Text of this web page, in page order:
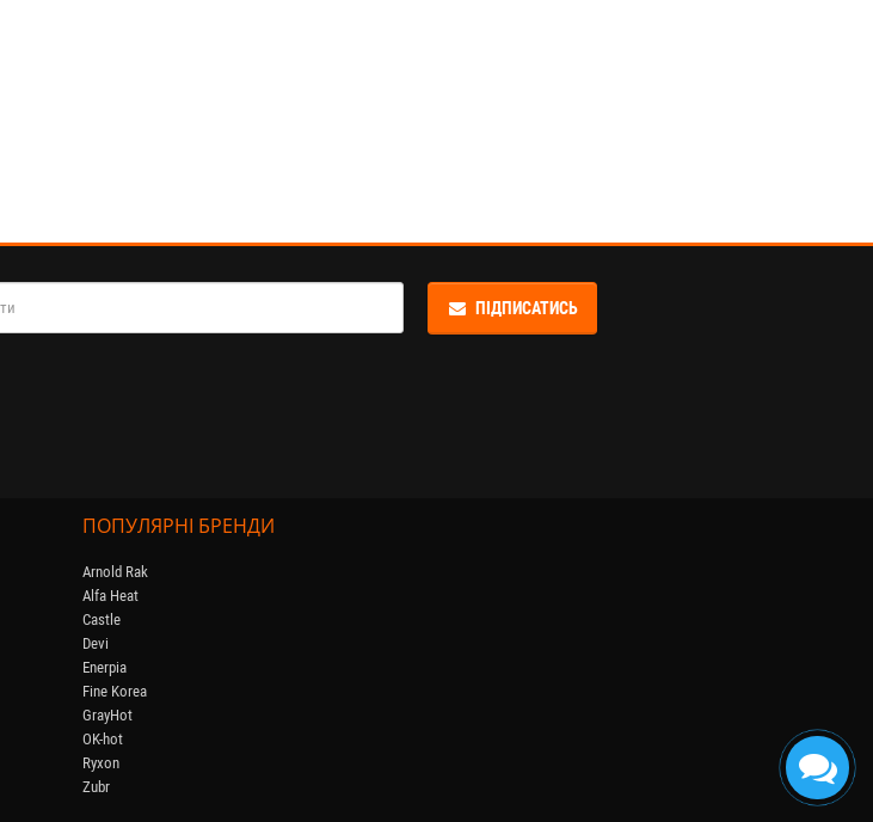
ПІДПИСАТИСЬ
ПОПУЛЯРНІ БРЕНДИ
Arnold Rak
Alfa Heat
Castle
Devi
Enerpia
Fine Korea
GrayHot
OK-hot
Ryxon
Zubr